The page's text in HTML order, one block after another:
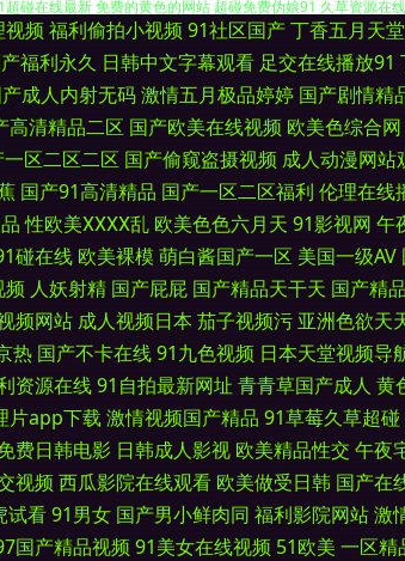
影院毛片 东京热AV情趣 另类色亚洲 三级片AV的天堂 激情四
碰在线最新 免费的黄色的网站 超碰免费伪娘91 久草资源在
花 91性愛 国产女同视频 三级网站高清无码 91福利在线看
伊人黄色片 91洮色 草比视频线观看 国产夫妻3p 日韩精品
网址 www春色国产 豆花入口 国产酒店久久网 久草福利资源
爱 欧美性爱去干网 足交国产在线黑丝 黄网站大全免费 污版视
区 第一导航福利国产 av三级片网 老司机AV88 午夜影院毛
91高清免费视频 国产aa麻豆 日本老司机草 91后入美女蜜
亚洲黄网站网站 青娱乐91午夜 日本女人性淫视频 91网在在
视频 福利偷拍小视频 91社区国产丁香五月天堂
福利永久 日韩中文字幕观看 足交在线播放91
成人内射无码激情五月极品婷婷 国产剧情精
高清精品二区 国产欧美在线视频 欧美色综合网
一区二区二区 国产偷窥盗摄视频 成人动漫网站
国产91高清精品 国产一区二区福利 伦理在线
性欧美ⅩⅩⅩⅩ乱 欧美色色六月天 91影视网 午
碰在线 欧美裸模 萌白酱国产一区 美国一级AV
频 人妖射精 国产屁屁 国产精品天干天 国产精
频网站 成人视频日本茄子视频污 亚洲色欲天
热 国产不卡在线91九色视频 日本天堂视频导
资源在线91自拍最新网址 青青草国产成人 黄
片app下载激情视频国产精品 91草莓久草超碰
费日韩电影 日韩成人影视 欧美精品性交 午夜
视频 西瓜影院在线观看 欧美做受日韩 国产在
试看91男女 国产男小鲜肉同 福利影院网站激
国产精品视频 91美女在线视频 51欧美 一区精